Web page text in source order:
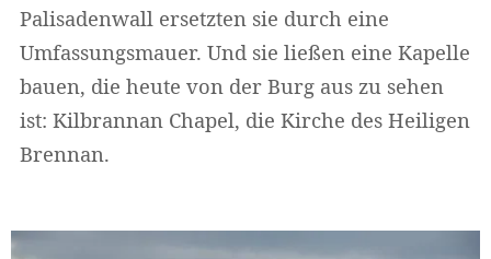
Palisadenwall ersetzten sie durch eine
Umfassungsmauer. Und sie ließen eine Kapelle
bauen, die heute von der Burg aus zu sehen
ist: Kilbrannan Chapel, die Kirche des Heiligen
Brennan.